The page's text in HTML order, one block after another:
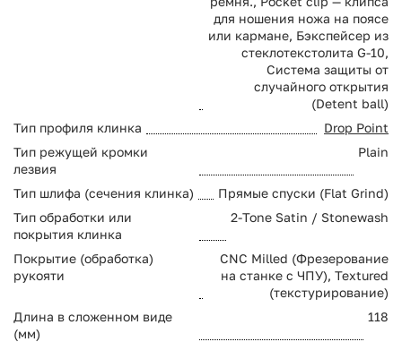
для ношения ножа на поясе
или кармане, Бэкспейсер из
стеклотекстолита G-10,
Система защиты от
случайного открытия
(Detent ball)
Тип профиля клинка
Drop Point
Тип режущей кромки
лезвия
Plain
Тип шлифа (сечения клинка)
Прямые спуски (Flat Grind)
Тип обработки или
покрытия клинка
2-Tone Satin / Stonewash
Покрытие (обработка)
рукояти
CNC Milled (Фрезерование
на станке с ЧПУ), Textured
(текстурирование)
Длина в сложенном виде
(мм)
118